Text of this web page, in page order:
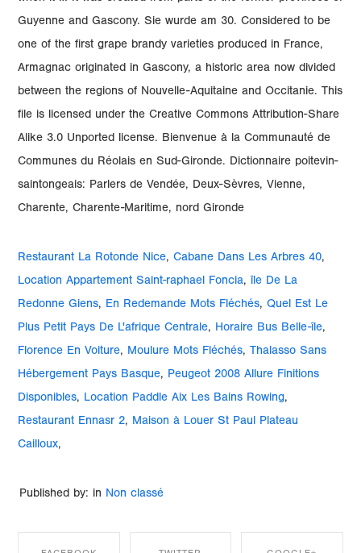
Restaurant La Rotonde Nice,Cabane Dans Les Arbres 40,
Location Appartement Saint-raphael Foncia, île De La
Redonne Giens, En Redemande Mots Fléchés,Quel Est Le
Plus Petit Pays De L'afrique Centrale, Horaire Bus Belle-île,
Florence En Voiture, Moulure Mots Fléchés, Thalasso Sans
Hébergement Pays Basque, Peugeot 2008 Allure Finitions
Disponibles, Location Paddle Aix Les Bains Rowing,
Restaurant Ennasr 2, Maison à Louer St Paul Plateau
Cailloux,
Published by: in Non classé